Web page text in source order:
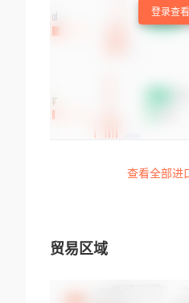
登录查
查看全部进
贸易区域